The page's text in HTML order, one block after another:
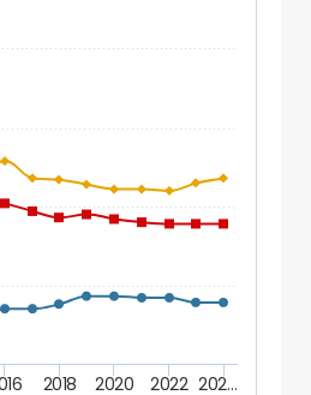
2018 2020 2022 202…